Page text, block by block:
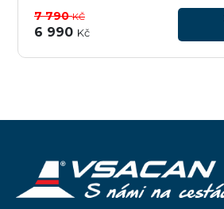
7 790KČ
6 990 Kč